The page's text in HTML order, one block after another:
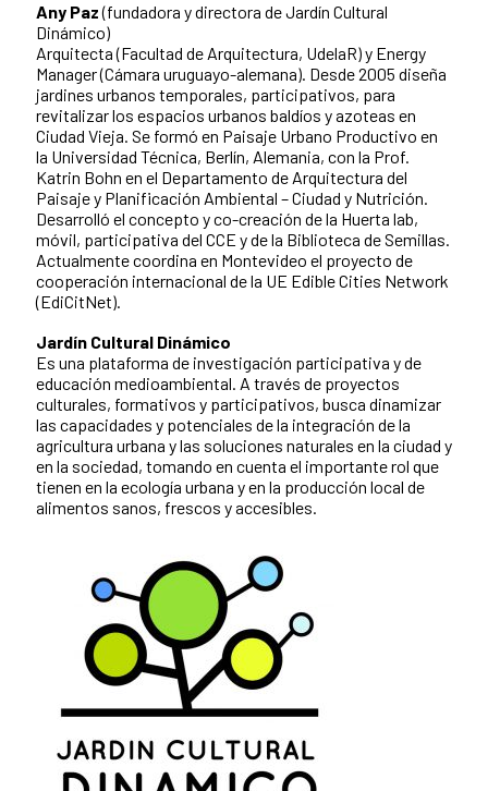
Any Paz(fundadora y directora de Jardín Cultural
Dinámico)
Arquitecta (Facultad de Arquitectura, UdelaR) y Energy
Manager (Cámara uruguayo-alemana). Desde 2005 diseña
jardines urbanos temporales, participativos, para
revitalizar los espacios urbanos baldíos y azoteas en
Ciudad Vieja. Se formó en Paisaje Urbano Productivo en
la Universidad Técnica, Berlín, Alemania, con la Prof.
Katrin Bohn en el Departamento de Arquitectura del
Paisaje y Planificación Ambiental – Ciudad y Nutrición.
Desarrolló el concepto y co-creación de la Huerta lab,
móvil, participativa del CCE y de la Biblioteca de Semillas.
Actualmente coordina en Montevideo el proyecto de
cooperación internacional de la UE Edible Cities Network
(EdiCitNet).
Jardín Cultural Dinámico
Es una plataforma de investigación participativa y de
educación medioambiental. A través de proyectos
culturales, formativos y participativos, busca dinamizar
las capacidades y potenciales de la integración de la
agricultura urbana y las soluciones naturales en la ciudad y
en la sociedad, tomando en cuenta el importante rol que
tienen en la ecología urbana y en la producción local de
alimentos sanos, frescos y accesibles.